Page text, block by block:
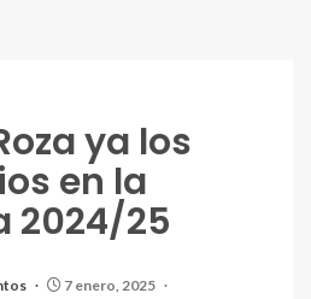
ya los
en la
2024/25
7 enero, 2025